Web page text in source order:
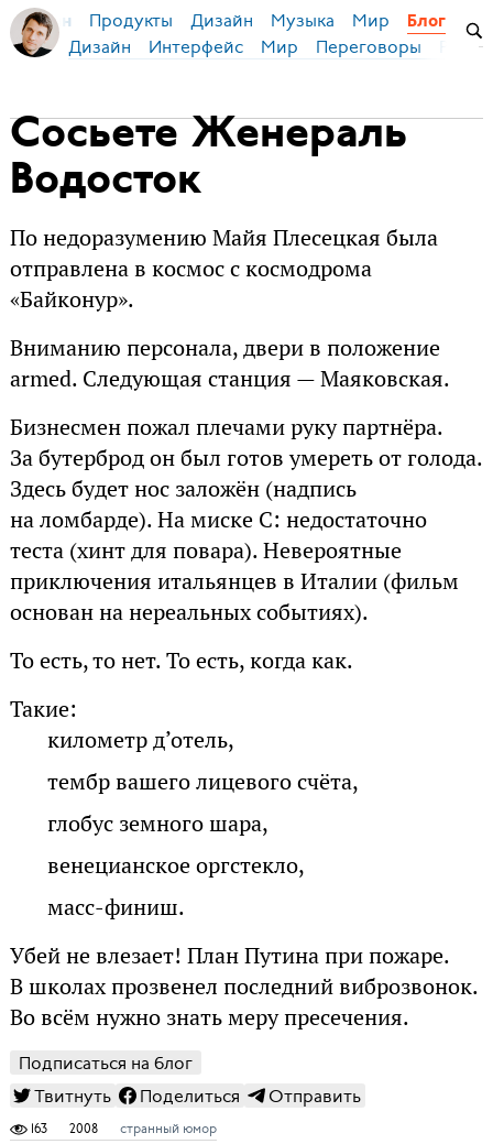
Бирман Продукты Дизайн Музыка Мир Блог
Дизайн Интерфейс Мир Переговоры
Сосьете Женераль
Водосток
По недоразумению Майя Плесецкая была
отправлена в космос с космодрома
«Байконур».
Вниманию персонала, двери в положение
armed. Следующая станция — Маяковская.
Бизнесмен пожал плечами руку партнёра.
За бутерброд он был готов умереть от голода.
Здесь будет нос заложён (надпись
на ломбарде). На миске C: недостаточно
теста (хинт для повара). Невероятные
приключения итальянцев в Италии (фильм
основан на нереальных событиях).
То есть, то нет. То есть, когда как.
Такие:
километр д’отель,
тембр вашего лицевого счёта,
глобус земного шара,
венецианское оргстекло,
масс-финиш.
Убей не влезает! План Путина при пожаре.
В школах прозвенел последний виброзвонок.
Во всём нужно знать меру пресечения.
Подписаться на блог
Твитнуть
Поделиться Отправить
163 2008 странный юмор